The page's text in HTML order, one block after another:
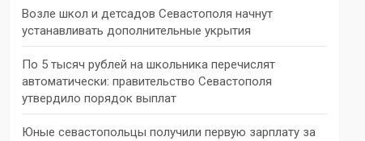
Возле школ и детсадов Севастополя начнут
устанавливать дополнительные укрытия
По 5 тысяч рублей на школьника перечислят
автоматически: правительство Севастополя
утвердило порядок выплат
Юные севастопольцы получили первую зарплату за